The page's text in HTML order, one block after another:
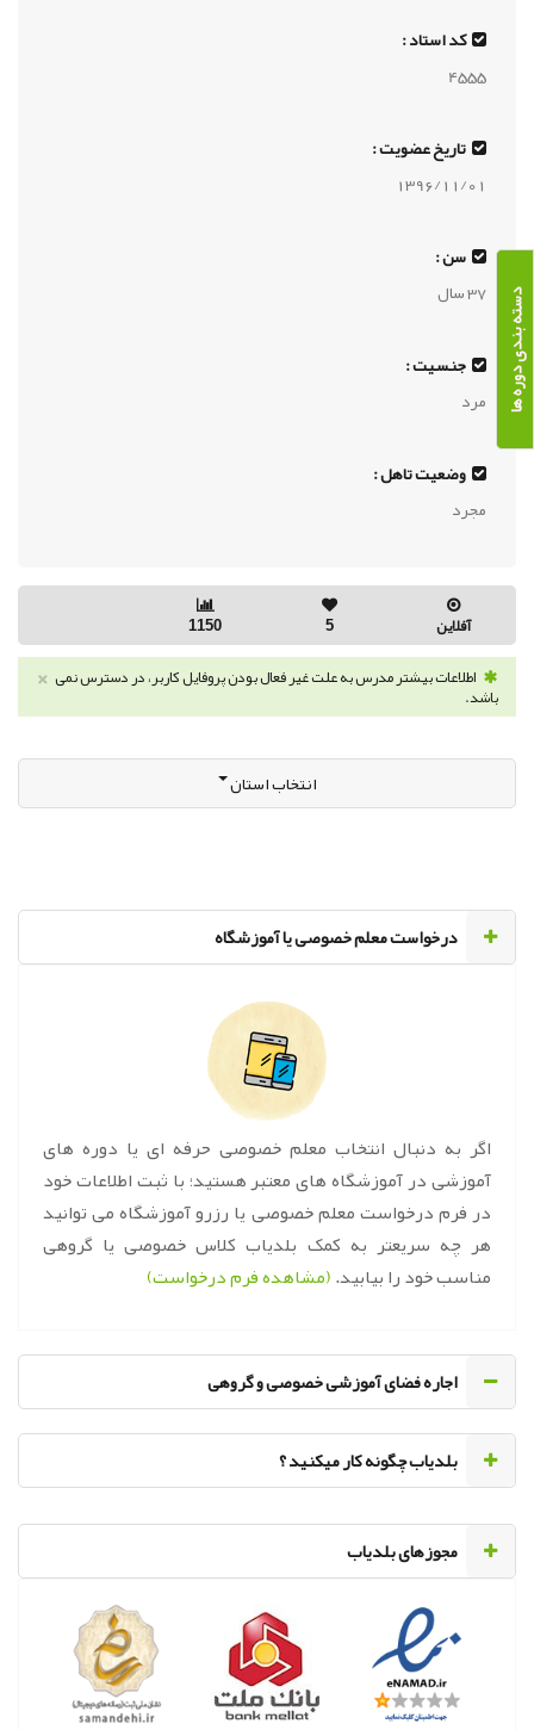
دسته بندی دوره ها
کد استاد :
4555
تاریخ عضویت :
1396/11/01
سن :
37 سال
جنسیت :
مرد
وضعیت تاهل :
مجرد
آفلاین 5
1150
× اطلاعات بیشتر مدرس به علت غیر فعال بودن پروفایل کاربر، در دسترس نمی
باشد.
انتخاب استان
‌درخواست معلم خصوصی یا آموزشگاه
اگر به دنبال انتخاب معلم خصوصی حرفه ای یا دوره های
آموزشی در آموزشگاه های معتبر هستید؛ با ثبت اطلاعات خود
در فرم درخواست معلم خصوصی یا رزرو آموزشگاه می توانید
هر چه سریعتر به کمک بلدیاب کلاس خصوصی یا گروهی
مناسب خود را بیابید.(مشاهده فرم درخواست)
اجاره فضای آموزشی خصوصی و گروهی
‌بلدیاب چگونه کار میکنید ؟
مجوزهای بلدیاب